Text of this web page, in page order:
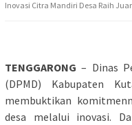
Inovasi Citra Mandiri Desa Raih
TENGGARONG – Dinas
(DPMD) Kabupaten
membuktikan
desa melalui inovasi.